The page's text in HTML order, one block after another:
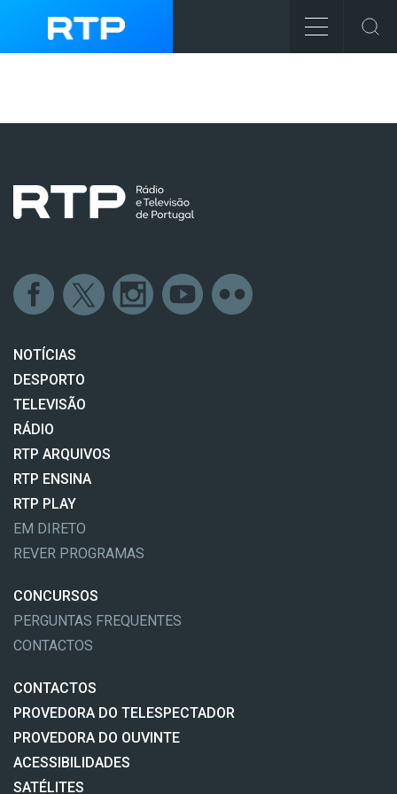
NOTÍCIAS
DESPORTO
TELEVISÃO
RÁDIO
RTP ARQUIVOS
RTP ENSINA
RTP PLAY
EM DIRETO
REVER PROGRAMAS
CONCURSOS
PERGUNTAS FREQUENTES
CONTACTOS
CONTACTOS
PROVEDORA DO TELESPECTADOR
PROVEDORA DO OUVINTE
ACESSIBILIDADES
SATÉLITES